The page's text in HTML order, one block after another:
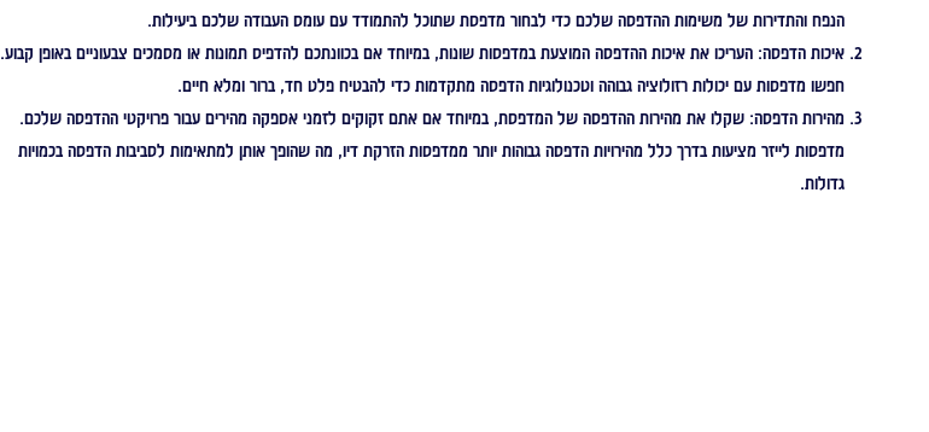
הנפח והתדירות של משימות ההדפסה שלכם כדי לבחור מדפסת שתוכל להתמודד עם עומס העבודה שלכם ביעילות.
איכות הדפסה: העריכו את איכות ההדפסה המוצעת במדפסות שונות, במיוחד אם בכוונתכם להדפיס תמונות או מסמכים צבעוניים באופן קבוע.
חפשו מדפסות עם יכולות רזולוציה גבוהה וטכנולוגיות הדפסה מתקדמות כדי להבטיח פלט חד, ברור ומלא חיים.
מהירות הדפסה: שקלו את מהירות ההדפסה של המדפסת, במיוחד אם אתם זקוקים לזמני אספקה מהירים עבור פרויקטי ההדפסה שלכם.
מדפסות לייזר מציעות בדרך כלל מהירויות הדפסה גבוהות יותר ממדפסות הזרקת דיו, מה שהופך אותן למתאימות לסביבות הדפסה בכמויות
גדולות.